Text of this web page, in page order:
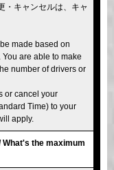
・キャンセルは、キャ
made based on
are able to make
number of drivers or
or cancel your
Time) to your
apply.
What's the maximum